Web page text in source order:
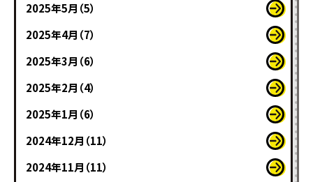
2025年5月（5）
2025年4月（7）
2025年3月（6）
2025年2月（4）
2025年1月（6）
2024年12月（11）
2024年11月（11）